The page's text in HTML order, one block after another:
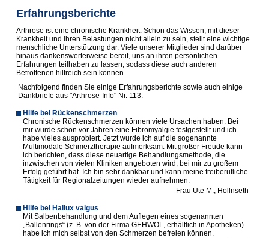
Erfahrungsberichte
Arthrose ist eine chronische Krankheit. Schon das Wissen, mit dieser
Krankheit und ihren Belastungen nicht allein zu sein, stellt eine wichtige
menschliche Unterstützung dar. Viele unserer Mitglieder sind darüber
hinaus dankenswerterweise bereit, uns an ihren persönlichen
Erfahrungen teilhaben zu lassen, sodass diese auch anderen
Betroffenen hilfreich sein können.
Nachfolgend finden Sie einige Erfahrungsberichte sowie auch einige
Dankbriefe aus "Arthrose-Info" Nr. 113:
Hilfe bei Rückenschmerzen
Chronische Rückenschmerzen können viele Ursachen haben. Bei
mir wurde schon vor Jahren eine Fibromyalgie festgestellt und ich
habe vieles ausprobiert. Jetzt wurde ich auf die sogenannte
Multimodale Schmerztherapie aufmerksam. Mit großer Freude kann
ich berichten, dass diese neuartige Behandlungsmethode, die
inzwischen von vielen Kliniken angeboten wird, bei mir zu großem
Erfolg geführt hat. Ich bin sehr dankbar und kann meine freiberufliche
Tätigkeit für Regionalzeitungen wieder aufnehmen.
Frau Ute M., Hollnseth
Hilfe bei Hallux valgus
Mit Salbenbehandlung und dem Auflegen eines sogenannten
„Ballenrings“ (z. B. von der Firma GEHWOL, erhältlich in Apotheken)
habe ich mich selbst von den Schmerzen befreien können.